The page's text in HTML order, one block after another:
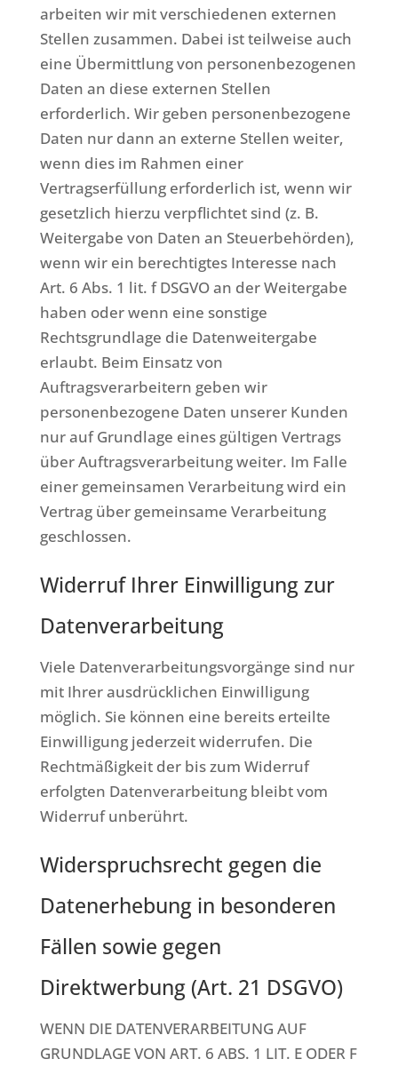
arbeiten wir mit verschiedenen externen
Stellen zusammen. Dabei ist teilweise auch
eine Übermittlung von personenbezogenen
Daten an diese externen Stellen
erforderlich. Wir geben personenbezogene
Daten nur dann an externe Stellen weiter,
wenn dies im Rahmen einer
Vertragserfüllung erforderlich ist, wenn wir
gesetzlich hierzu verpflichtet sind (z. B.
Weitergabe von Daten an Steuerbehörden),
wenn wir ein berechtigtes Interesse nach
Art. 6 Abs. 1 lit. f DSGVO an der Weitergabe
haben oder wenn eine sonstige
Rechtsgrundlage die Datenweitergabe
erlaubt. Beim Einsatz von
Auftragsverarbeitern geben wir
personenbezogene Daten unserer Kunden
nur auf Grundlage eines gültigen Vertrags
über Auftragsverarbeitung weiter. Im Falle
einer gemeinsamen Verarbeitung wird ein
Vertrag über gemeinsame Verarbeitung
geschlossen.
Widerruf Ihrer Einwilligung zur
Datenverarbeitung
Viele Datenverarbeitungsvorgänge sind nur
mit Ihrer ausdrücklichen Einwilligung
möglich. Sie können eine bereits erteilte
Einwilligung jederzeit widerrufen. Die
Rechtmäßigkeit der bis zum Widerruf
erfolgten Datenverarbeitung bleibt vom
Widerruf unberührt.
Widerspruchsrecht gegen die
Datenerhebung in besonderen
Fällen sowie gegen
Direktwerbung (Art. 21 DSGVO)
WENN DIE DATENVERARBEITUNG AUF
GRUNDLAGE VON ART. 6 ABS. 1 LIT. E ODER F